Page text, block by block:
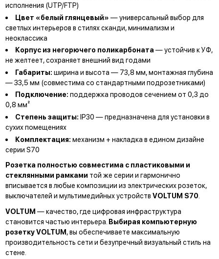
исполнения (UTP/FTP)
Цвет «белый глянцевый» — универсальный выбор для
светлых интерьеров в стилях сканди, минимализм и
неоклассика
Корпус из негорючего поликарбоната— устойчив к УФ,
не желтеет, сохраняет внешний вид годами
Габариты: ширина и высота — 73,8 мм, монтажная глубина
— 33,5 мм (совместима со стандартными подрозетниками)
Подключение:поддержка проводов сечением от 0,3 до
0,8 мм²
Степень защиты:IP30 — предназначена для установки в
сухих помещениях
Комплектация:механизм + накладка в едином дизайне
серии S70
Розетка полностью совместима с пластиковыми и
стеклянными рамками той же серии и гармонично
вписывается в любые композиции из электрических розеток,
выключателей и мультимедийных устройств VOLTUM S70
VOLTUM — качество, где цифровая инфраструктура
становится частью интерьера. Выбирая компьютерную
розетку VOLTUM, вы обеспечиваете максимальную
производительность сети и безупречный визуальный стиль на
стене.